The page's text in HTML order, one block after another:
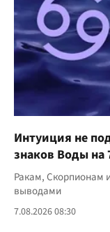
Интуиция не
знаков Воды на
Ракам, Скорпионам
выводами
7.08.2026 08:30